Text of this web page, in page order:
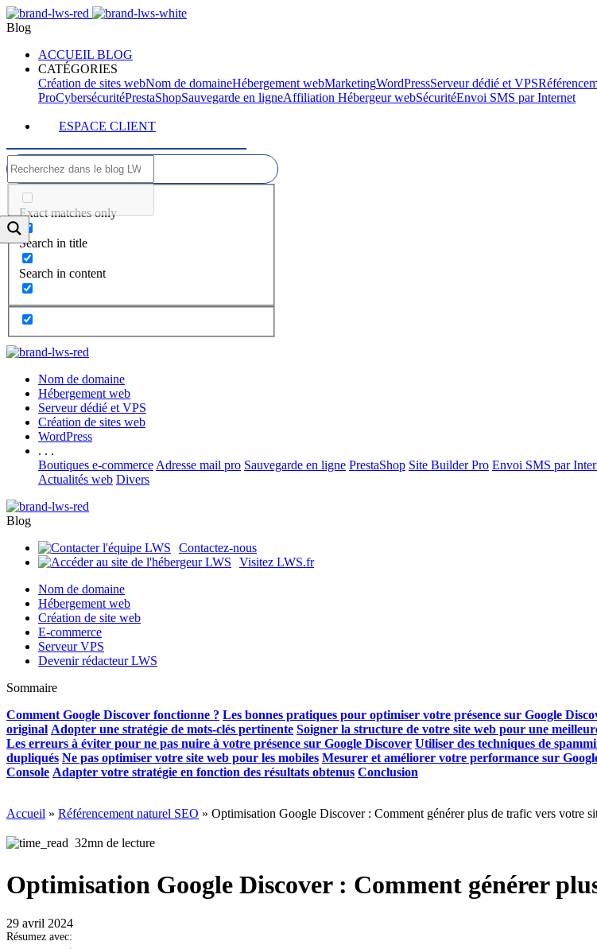
Blog
ACCUEIL BLOG
CATÉGORIES
Création de sites webNom de domaineHébergement webMarketingWordPressServeur dédié et VPS
ProCybersécuritéPrestaShopSauvegarde en ligneAffiliation Hébergeur webSécuritéEnvoi SMS par Internet
ESPACE CLIENT
Exact matches only
Search in title
Search in content
Nom de domaine
Hébergement web
Serveur dédié et VPS
Création de sites web
WordPress
. . .
Boutiques e-commerce Adresse mail pro Sauvegarde en ligne PrestaShop Site Builder Pro Envoi SMS par
Actualités web Divers
Blog
Contactez-nous
Visitez LWS.fr
Nom de domaine
Hébergement web
Création de site web
E-commerce
Serveur VPS
Devenir rédacteur LWS
Sommaire
Comment Google Discover fonctionne ? Les bonnes pratiques pour optimiser votre présence sur Google
original Adopter une stratégie de mots-clés pertinente Soigner la structure de votre site web pour une
Les erreurs à éviter pour ne pas nuire à votre présence sur Google Discover Utiliser des techniques de
dupliqués Ne pas optimiser votre site web pour les mobiles Mesurer et améliorer votre performance sur
Console Adapter votre stratégie en fonction des résultats obtenus Conclusion
Accueil » Référencement naturel SEO » Optimisation Google Discover : Comment générer plus de trafic vers votre
32mn de lecture
Optimisation Google Discover : Comment générer
29 avril 2024
Résumez avec: